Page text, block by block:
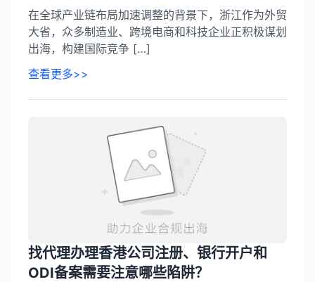
在全球产业链布局加速调整的背景下，浙江作为外贸
大省，众多制造业、跨境电商和科技企业正积极谋划
出海，构建国际竞争 […]
查看更多>>
找代理办理香港公司注册、银行开户和
ODI备案需要注意哪些陷阱？